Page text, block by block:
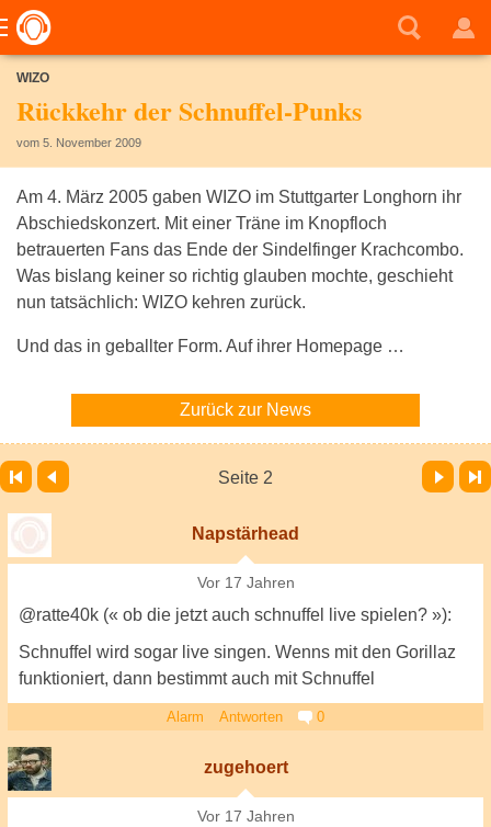
WIZO
Rückkehr der Schnuffel-Punks
vom 5. November 2009
Am 4. März 2005 gaben WIZO im Stuttgarter Longhorn ihr
Abschiedskonzert. Mit einer Träne im Knopfloch
betrauerten Fans das Ende der Sindelfinger Krachcombo.
Was bislang keiner so richtig glauben mochte, geschieht
nun tatsächlich: WIZO kehren zurück.
Und das in geballter Form. Auf ihrer Homepage …
Zurück zur News
Seite 2
Vor Letzte Seite
Napstärhead
Vor 17 Jahren
@ratte40k (« ob die jetzt auch schnuffel live spielen? »):
Schnuffel wird sogar live singen. Wenns mit den Gorillaz
funktioniert, dann bestimmt auch mit Schnuffel
Alarm Antworten 0
zugehoert
Vor 17 Jahren